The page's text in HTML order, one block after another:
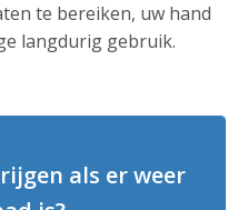
te bereiken, uw hand
langdurig gebruik.
als er weer